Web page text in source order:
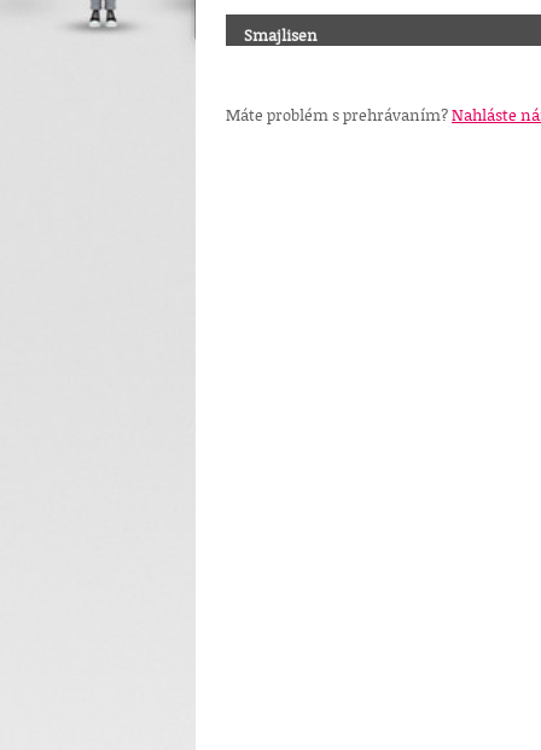
Smajlisen
Máte problém s prehrávaním?Nahláste